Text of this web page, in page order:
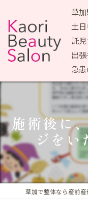
草
土
託
出
急
施術後に
ジを